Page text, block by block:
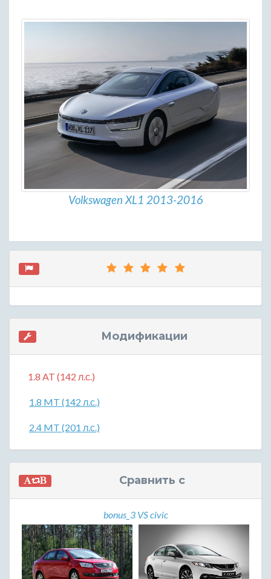
Volkswagen XL1 2013-2016
Модификации
1.8 AT (142 л.с.)
1.8 MT (142 л.с.)
2.4 MT (201 л.с.)
Сравнить с
bonus_3 VS civic